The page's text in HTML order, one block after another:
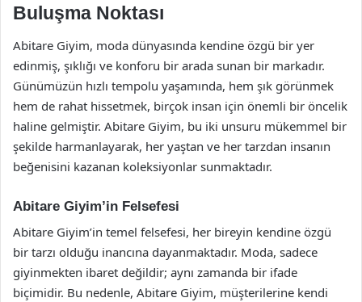
Buluşma Noktası
Abitare Giyim, moda dünyasında kendine özgü bir yer
edinmiş, şıklığı ve konforu bir arada sunan bir markadır.
Günümüzün hızlı tempolu yaşamında, hem şık görünmek
hem de rahat hissetmek, birçok insan için önemli bir öncelik
haline gelmiştir. Abitare Giyim, bu iki unsuru mükemmel bir
şekilde harmanlayarak, her yaştan ve her tarzdan insanın
beğenisini kazanan koleksiyonlar sunmaktadır.
Abitare Giyim’in Felsefesi
Abitare Giyim’in temel felsefesi, her bireyin kendine özgü
bir tarzı olduğu inancına dayanmaktadır. Moda, sadece
giyinmekten ibaret değildir; aynı zamanda bir ifade
biçimidir. Bu nedenle, Abitare Giyim, müşterilerine kendi